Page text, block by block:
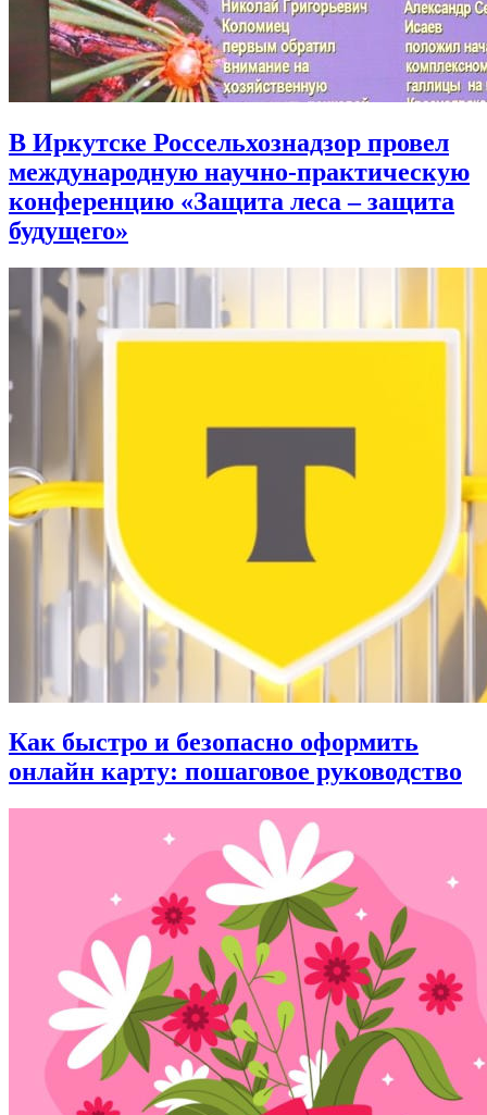
В Иркутске Россельхознадзор провел
международную научно-практическую
конференцию «Защита леса – защита
будущего»
Как быстро и безопасно оформить
онлайн карту: пошаговое руководство